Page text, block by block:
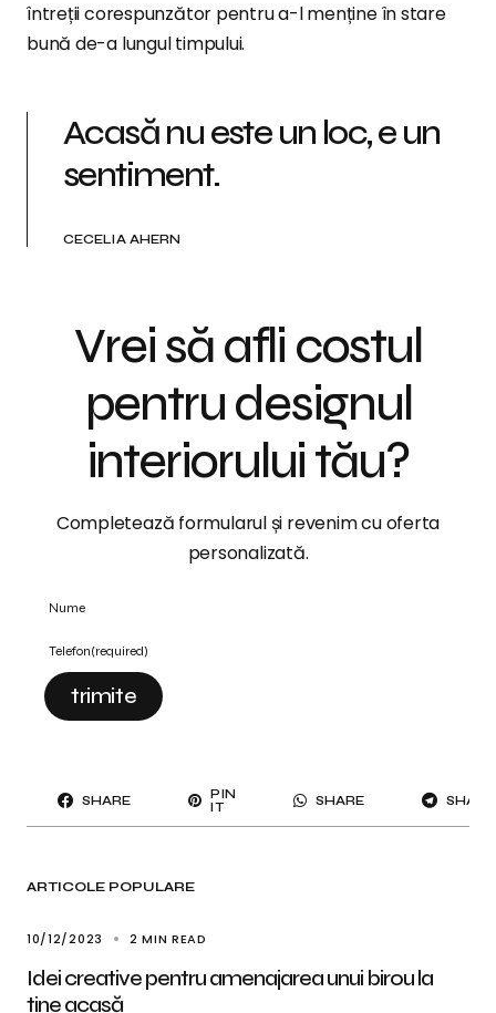
ARTICOLE POPULARE
10/12/2023 2 MIN READ
Idei creative pentru amenajarea unui birou la
tine acasă
întreții corespunzător pentru a-l menține în stare
bună de-a lungul timpului.
Acasă nu este un loc, e un
sentiment.
CECELIA AHERN
Vrei să afli costul
pentru designul
interiorului tău?
Completează formularul și revenim cu oferta
personalizată.
Nume
Telefon(required)
trimite
SHARE
PIN
IT
SHARE SHARE